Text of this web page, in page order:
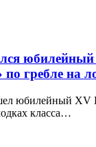
по гребле на
юбилейный XV
класса…